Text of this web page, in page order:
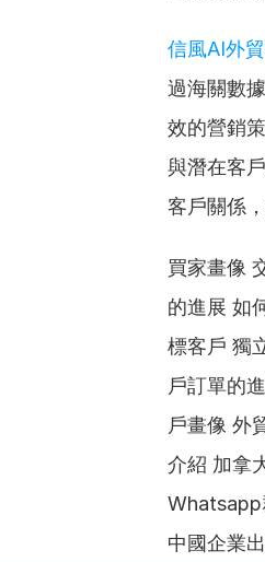
信風AI外
過海關數
效的營銷
與潛在客
客戶關係
買家畫像
的進展 如
標客戶 獨
戶訂單的
戶畫像 外
介紹 加拿
Whatsapp
中國企業